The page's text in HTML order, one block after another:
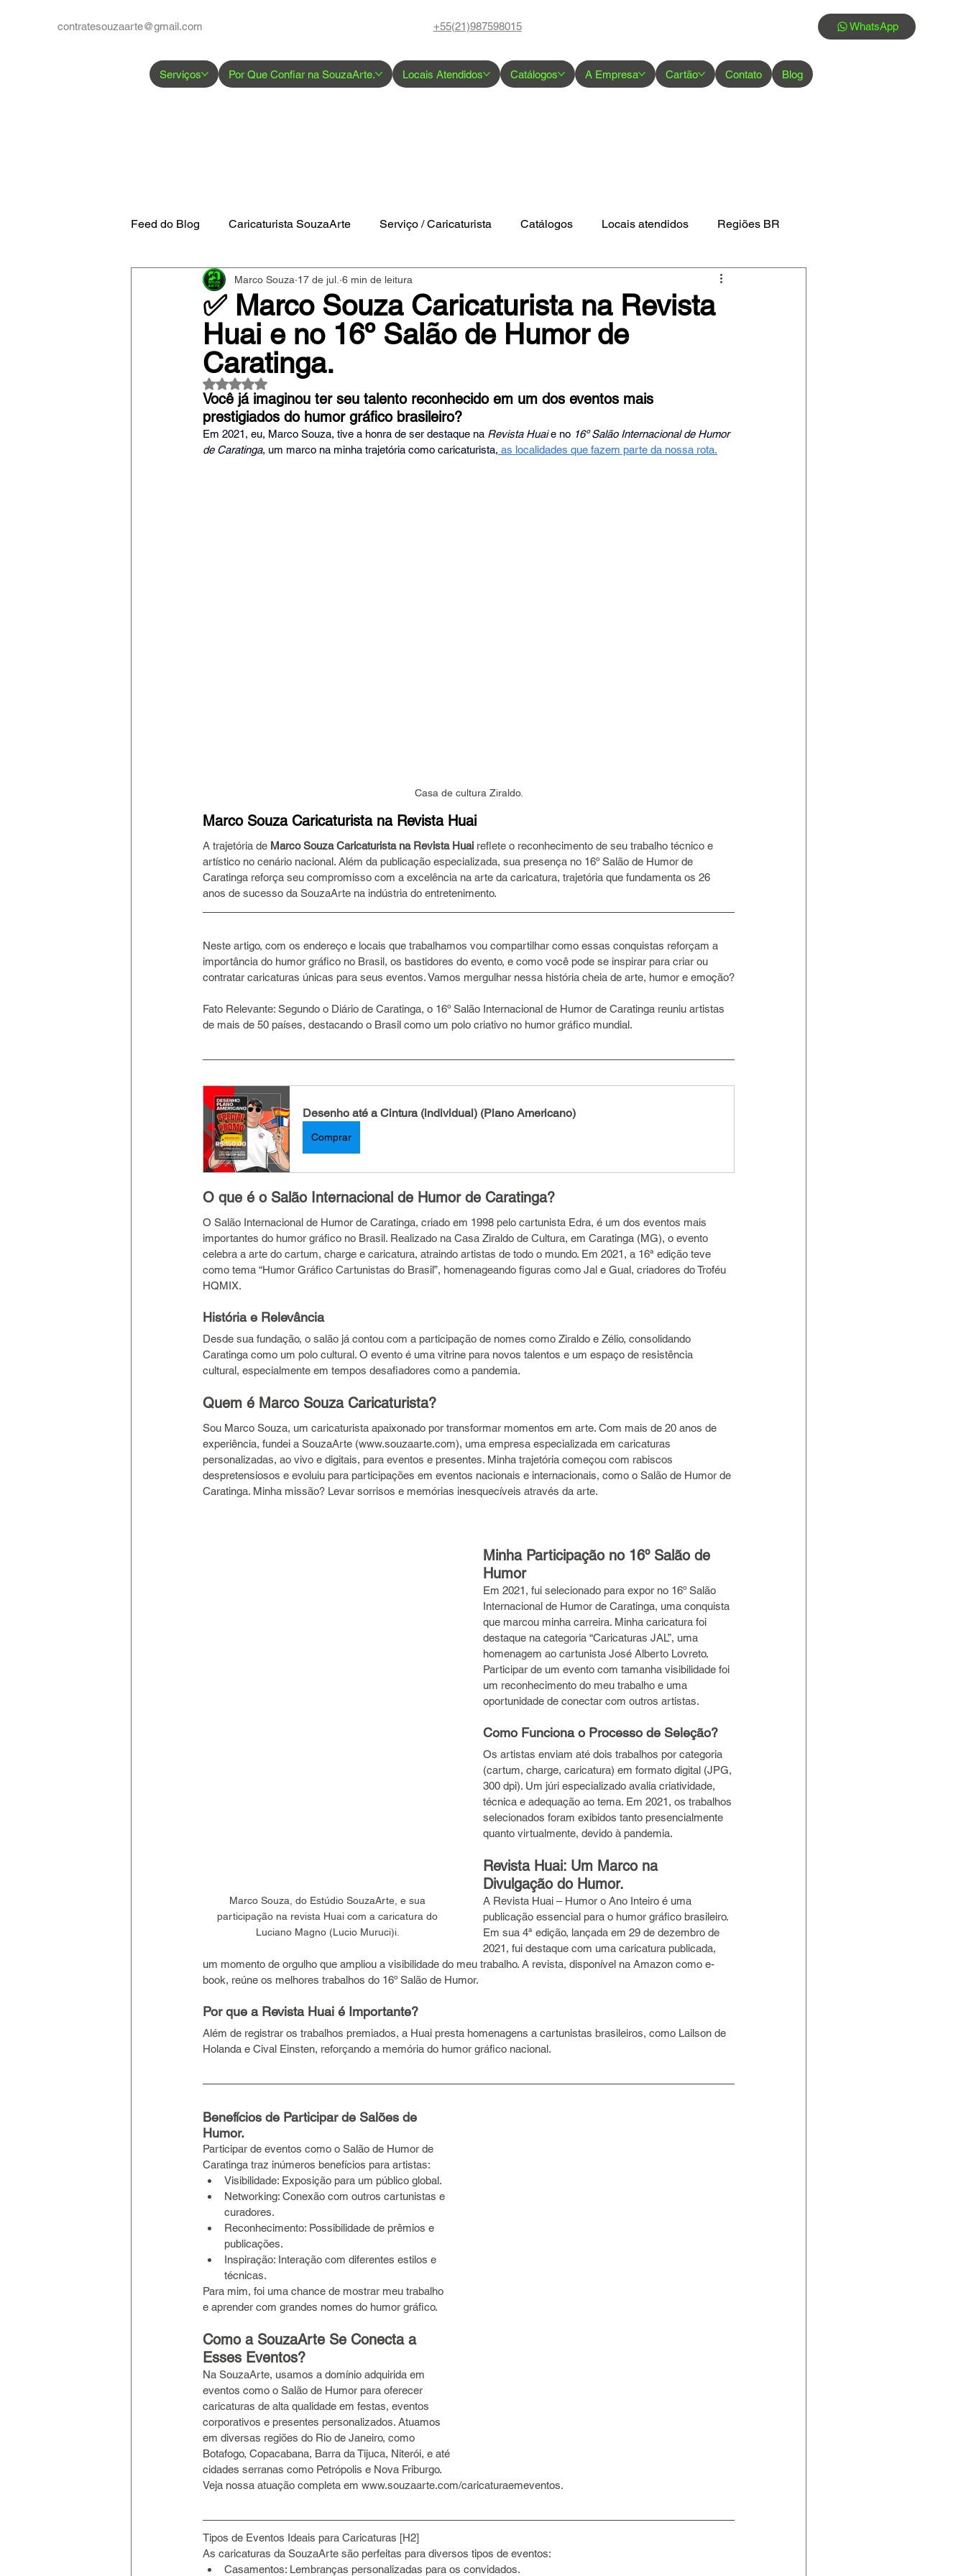
Serviços Por Que Confiar na SouzaArte. Locais Atendidos Catálogos A Empresa Cartão Contato Blog
contratesouzaarte@gmail.com +55(21)987598015 WhatsApp
Feed do Blog Caricaturista SouzaArte Serviço / Caricaturista Catálogos Locais atendidos Regiões BR
Google Perfil de Empresas
✅ Marco Souza Caricaturista na Revista
Huai e no 16º Salão de Humor de
Caratinga.
Marco Souza 17 de jul. 6 min de leitura
Avaliado com NaN de 5 estrelas.
Você já imaginou ter seu talento reconhecido em um dos eventos mais
prestigiados do humor gráfico brasileiro?
Em 2021, eu, Marco Souza, tive a honra de ser destaque na Revista Huai e no 16º Salão Internacional de Humor
de Caratinga, um marco na minha trajetória como caricaturista, as localidades que fazem parte da nossa rota.
Casa de cultura Ziraldo.
Marco Souza Caricaturista na Revista Huai
A trajetória de Marco Souza Caricaturista na Revista Huai reflete o reconhecimento de seu trabalho técnico e
artístico no cenário nacional. Além da publicação especializada, sua presença no 16º Salão de Humor de
Caratinga reforça seu compromisso com a excelência na arte da caricatura, trajetória que fundamenta os 26
anos de sucesso da SouzaArte na indústria do entretenimento.
Neste artigo, com os endereço e locais que trabalhamos vou compartilhar como essas conquistas reforçam a
importância do humor gráfico no Brasil, os bastidores do evento, e como você pode se inspirar para criar ou
contratar caricaturas únicas para seus eventos. Vamos mergulhar nessa história cheia de arte, humor e emoção?
Fato Relevante: Segundo o Diário de Caratinga, o 16º Salão Internacional de Humor de Caratinga reuniu artistas
de mais de 50 países, destacando o Brasil como um polo criativo no humor gráfico mundial.
Desenho até a Cintura (individual) (Plano Americano)
Comprar
O que é o Salão Internacional de Humor de Caratinga?
O Salão Internacional de Humor de Caratinga, criado em 1998 pelo cartunista Edra, é um dos eventos mais
importantes do humor gráfico no Brasil. Realizado na Casa Ziraldo de Cultura, em Caratinga (MG), o evento
celebra a arte do cartum, charge e caricatura, atraindo artistas de todo o mundo. Em 2021, a 16ª edição teve
como tema “Humor Gráfico Cartunistas do Brasil”, homenageando figuras como Jal e Gual, criadores do Troféu
HQMIX.
História e Relevância
Desde sua fundação, o salão já contou com a participação de nomes como Ziraldo e Zélio, consolidando
Caratinga como um polo cultural. O evento é uma vitrine para novos talentos e um espaço de resistência
cultural, especialmente em tempos desafiadores como a pandemia.
Quem é Marco Souza Caricaturista?
Sou Marco Souza, um caricaturista apaixonado por transformar momentos em arte. Com mais de 20 anos de
experiência, fundei a SouzaArte (www.souzaarte.com), uma empresa especializada em caricaturas
personalizadas, ao vivo e digitais, para eventos e presentes. Minha trajetória começou com rabiscos
despretensiosos e evoluiu para participações em eventos nacionais e internacionais, como o Salão de Humor de
Caratinga. Minha missão? Levar sorrisos e memórias inesquecíveis através da arte.
Marco Souza, do Estúdio SouzaArte, e sua
participação na revista Huai com a caricatura do
Luciano Magno (Lucio Muruci)i.
Minha Participação no 16º Salão de
Humor
Em 2021, fui selecionado para expor no 16º Salão
Internacional de Humor de Caratinga, uma conquista
que marcou minha carreira. Minha caricatura foi
destaque na categoria “Caricaturas JAL”, uma
homenagem ao cartunista José Alberto Lovreto.
Participar de um evento com tamanha visibilidade foi
um reconhecimento do meu trabalho e uma
oportunidade de conectar com outros artistas.
Como Funciona o Processo de Seleção?
Os artistas enviam até dois trabalhos por categoria
(cartum, charge, caricatura) em formato digital (JPG,
300 dpi). Um júri especializado avalia criatividade,
técnica e adequação ao tema. Em 2021, os trabalhos
selecionados foram exibidos tanto presencialmente
quanto virtualmente, devido à pandemia.
Revista Huai: Um Marco na
Divulgação do Humor.
A Revista Huai – Humor o Ano Inteiro é uma
publicação essencial para o humor gráfico brasileiro.
Em sua 4ª edição, lançada em 29 de dezembro de
2021, fui destaque com uma caricatura publicada,
um momento de orgulho que ampliou a visibilidade do meu trabalho. A revista, disponível na Amazon como e-
book, reúne os melhores trabalhos do 16º Salão de Humor.
Por que a Revista Huai é Importante?
Além de registrar os trabalhos premiados, a Huai presta homenagens a cartunistas brasileiros, como Lailson de
Holanda e Cival Einsten, reforçando a memória do humor gráfico nacional.
Benefícios de Participar de Salões de
Humor.
Participar de eventos como o Salão de Humor de
Caratinga traz inúmeros benefícios para artistas:
Visibilidade: Exposição para um público global.
Networking: Conexão com outros cartunistas e
curadores.
Reconhecimento: Possibilidade de prêmios e
publicações.
Inspiração: Interação com diferentes estilos e
técnicas.
Para mim, foi uma chance de mostrar meu trabalho
e aprender com grandes nomes do humor gráfico.
Como a SouzaArte Se Conecta a
Esses Eventos?
Na SouzaArte, usamos a domínio adquirida em
eventos como o Salão de Humor para oferecer
caricaturas de alta qualidade em festas, eventos
corporativos e presentes personalizados. Atuamos
em diversas regiões do Rio de Janeiro, como
Botafogo, Copacabana, Barra da Tijuca, Niterói, e até
cidades serranas como Petrópolis e Nova Friburgo.
Veja nossa atuação completa em www.souzaarte.com/caricaturaemeventos.
Tipos de Eventos Ideais para Caricaturas [H2]
As caricaturas da SouzaArte são perfeitas para diversos tipos de eventos:
Casamentos: Lembranças personalizadas para os convidados.